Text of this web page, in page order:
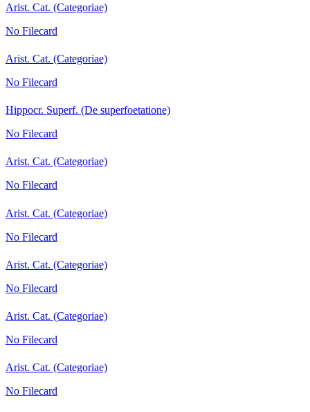
Arist. Cat. (Categoriae)
No Filecard
Arist. Cat. (Categoriae)
No Filecard
Hippocr. Superf. (De superfoetatione)
No Filecard
Arist. Cat. (Categoriae)
No Filecard
Arist. Cat. (Categoriae)
No Filecard
Arist. Cat. (Categoriae)
No Filecard
Arist. Cat. (Categoriae)
No Filecard
Arist. Cat. (Categoriae)
No Filecard